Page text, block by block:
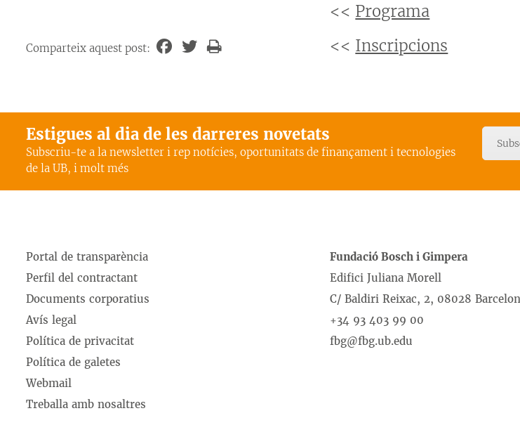
<< Programa
<< Inscripcions
Comparteix aquest post:
Estigues al dia de les darreres novetats
Subscriu-te a la newsletter i rep notícies, oportunitats de finançament i tecnologies
de la UB, i molt més
Portal de transparència
Perfil del contractant
Documents corporatius
Avís legal
Política de privacitat
Política de galetes
Webmail
Treballa amb nosaltres
Fundació Bosch i Gimpera
Edifici Juliana Morell
C/ Baldiri Reixac, 2, 08028
+34 93 403 99 00
fbg@fbg.ub.edu